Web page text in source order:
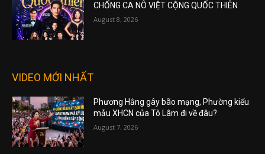
CHỐNG CA NÔ VIỆT CỘNG QUỐC THIÊN
August 8, 2026
VIDEO MỚI NHẤT
Phương Hằng gây bão mạng, Phường kiểu
mẫu XHCN của Tô Lâm đi về đâu?
August 7, 2026